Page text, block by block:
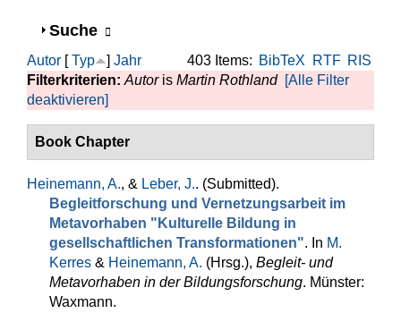
Anzeigen
Suche
403 Items: BibTeX RTF RIS
Autor [Typ ] Jahr
Filterkriterien: Autoris Martin Rothland [Alle Filter
deaktivieren]
Book Chapter
Heinemann, A., & Leber, J.. (Submitted).
Begleitforschung und Vernetzungsarbeit im
Metavorhaben "Kulturelle Bildung in
gesellschaftlichen Transformationen". In M.
Kerres & Heinemann, A. (Hrsg.), Begleit- und
Metavorhaben in der Bildungsforschung. Münster:
Waxmann.